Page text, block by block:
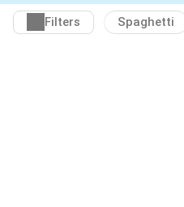
Filters Spaghetti